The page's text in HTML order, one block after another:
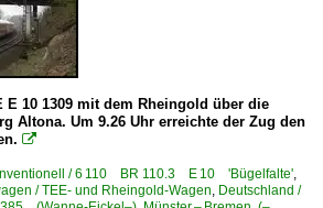
E 10 1309 mit dem Rheingold über die
Altona. Um 9.26 Uhr erreichte der Zug den

/ 6 110 BR 110.3 E 10 'Bügelfalte',
/ TEE- und Rheingold-Wagen, Deutschland /